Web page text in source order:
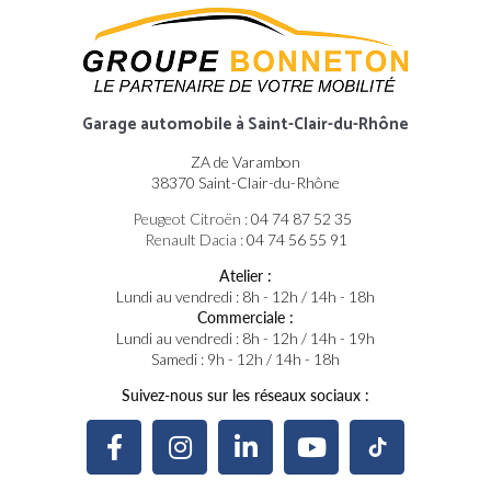
Garage automobile à Saint-Clair-du-Rhône
ZA de Varambon
38370 Saint-Clair-du-Rhône
Peugeot Citroën :04 74 87 52 35
Renault Dacia :04 74 56 55 91
Atelier :
Lundi au vendredi : 8h - 12h / 14h - 18h
Commerciale :
Lundi au vendredi : 8h - 12h / 14h - 19h
Samedi : 9h - 12h / 14h - 18h
Suivez-nous sur les réseaux sociaux :